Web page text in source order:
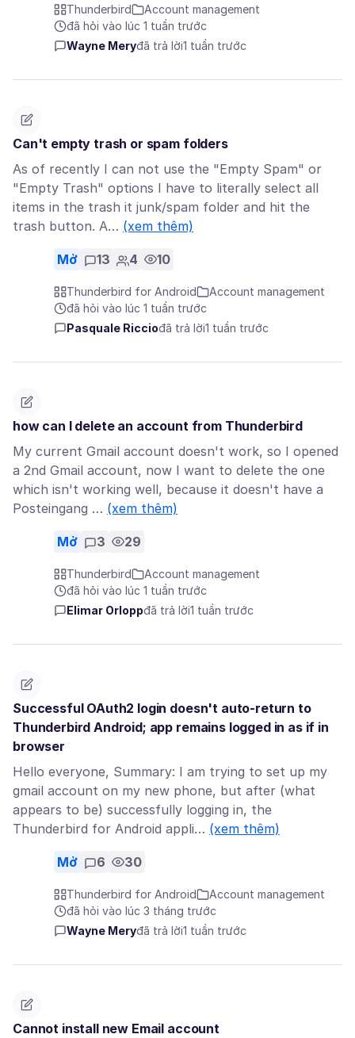
Thunderbird
Account management
đã hỏi vào lúc 1 tuần trước
Wayne Meryđã trả lời1 tuần trước
Can't empty trash or spam folders
As of recently I can not use the "Empty Spam" or
"Empty Trash" options I have to literally select all
items in the trash it junk/spam folder and hit the
trash button. A… (xem thêm)
Mở 13 4 10
Thunderbird for Android
Account management
đã hỏi vào lúc 1 tuần trước
Pasquale Ricciođã trả lời1 tuần trước
how can I delete an account from Thunderbird
My current Gmail account doesn't work, so I opened
a 2nd Gmail account, now I want to delete the one
which isn't working well, because it doesn't have a
Posteingang … (xem thêm)
Mở 3 29
Thunderbird
Account management
đã hỏi vào lúc 1 tuần trước
Elimar Orloppđã trả lời1 tuần trước
Successful OAuth2 login doesn't auto-return to
Thunderbird Android; app remains logged in as if in
browser
Hello everyone, Summary: I am trying to set up my
gmail account on my new phone, but after (what
appears to be) successfully logging in, the
Thunderbird for Android appli… (xem thêm)
Mở 6 30
Thunderbird for Android
Account management
đã hỏi vào lúc 3 tháng trước
Wayne Meryđã trả lời1 tuần trước
Cannot install new Email account